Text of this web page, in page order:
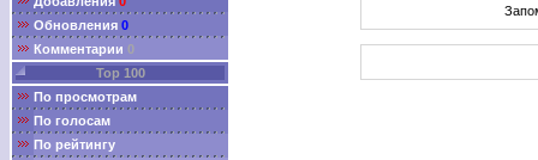
Обновления 0
Комментарии 0
Top 100
По просмотрам
По голосам
По рейтингу